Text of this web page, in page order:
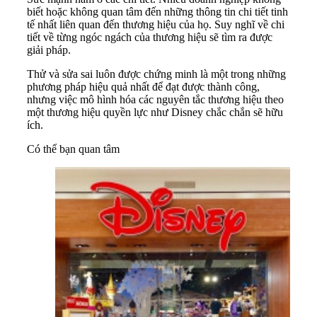
biết hoặc không quan tâm đến những thông tin chi tiết tinh
tế nhất liên quan đến thương hiệu của họ. Suy nghĩ về chi
tiết về từng ngóc ngách của thương hiệu sẽ tìm ra được
giải pháp.
Thử và sửa sai luôn được chứng minh là một trong những
phương pháp hiệu quả nhất để đạt được thành công,
nhưng việc mô hình hóa các nguyên tắc thương hiệu theo
một thương hiệu quyền lực như Disney chắc chắn sẽ hữu
ích.
Có thể bạn quan tâm